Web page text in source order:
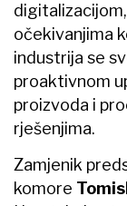
očekivanjima
industrija se
proaktivnom
proizvoda i
rješenjima.
Zamjenik
komore